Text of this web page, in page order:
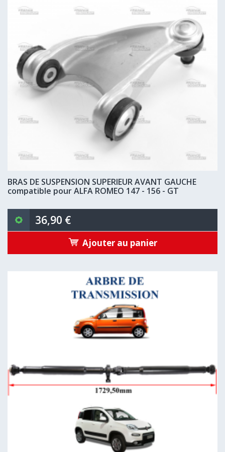
BRAS DE SUSPENSION SUPERIEUR AVANT GAUCHE
compatible pour ALFA ROMEO 147 - 156 - GT
36,90 €
Ajouter au panier